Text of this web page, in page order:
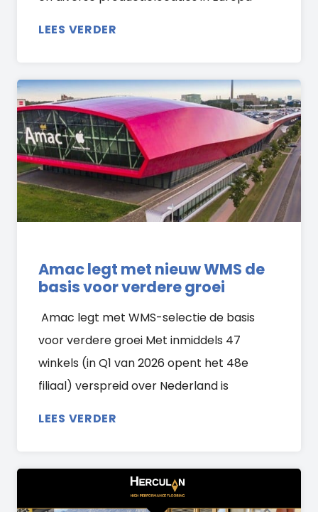
LEES VERDER
Amac legt met nieuw WMS de
basis voor verdere groei
Amac legt met WMS-selectie de basis
voor verdere groei Met inmiddels 47
winkels (in Q1 van 2026 opent het 48e
filiaal) verspreid over Nederland is
LEES VERDER